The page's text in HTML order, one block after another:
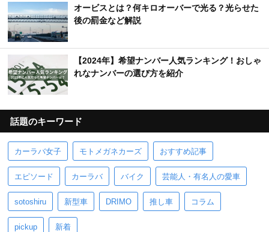
オービスとは？何キロオーバーで光る？光らせた
後の罰金など解説
【2024年】希望ナンバー人気ランキング！おしゃ
れなナンバーの選び方を紹介
話題のキーワード
カーラバ女子 モトメガネカーズ おすすめ記事
エピソード カーラバ バイク 芸能人・有名人の愛車
sotoshiru 新型車 DRIMO 推し車 コラム
pickup 新着